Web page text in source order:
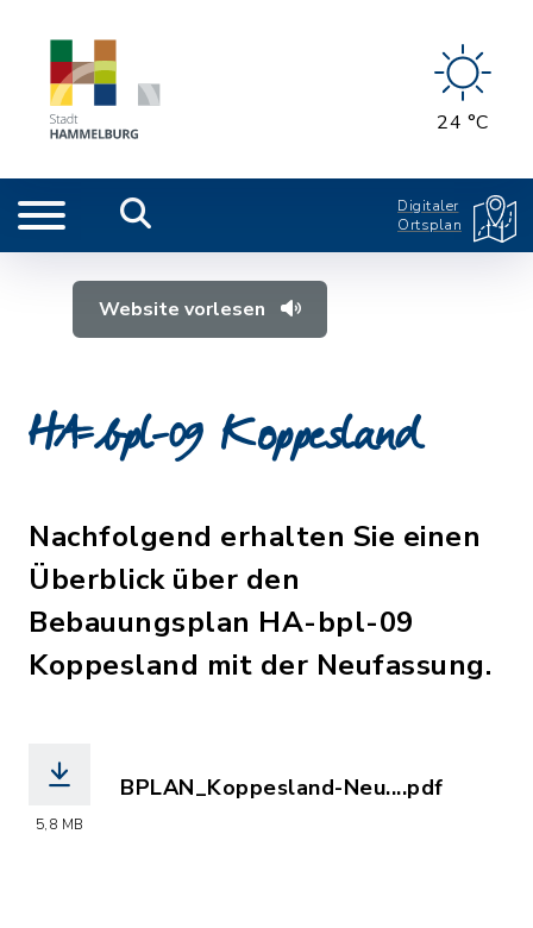
24 °C
Digitaler
Ortsplan
Website vorlesen
HA-bpl-09 Koppesland
Nachfolgend erhalten Sie einen
Überblick über den
Bebauungsplan HA-bpl-09
Koppesland mit der Neufassung.
5,8 MB
BPLAN_Koppesland-Neu....pdf